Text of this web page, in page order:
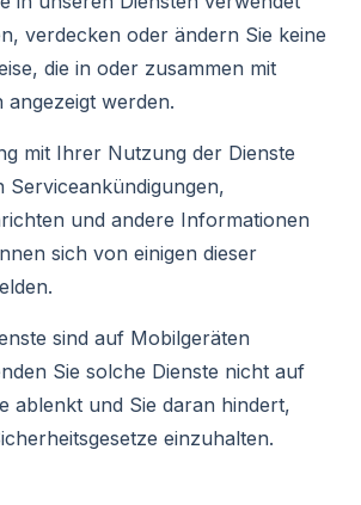
verdecken oder ändern Sie keine
die in oder zusammen mit
angezeigt werden.
mit Ihrer Nutzung der Dienste
und andere Informationen
sich von einigen dieser
sind auf Mobilgeräten
Sie solche Dienste nicht auf
ablenkt und Sie daran hindert,
einzuhalten.